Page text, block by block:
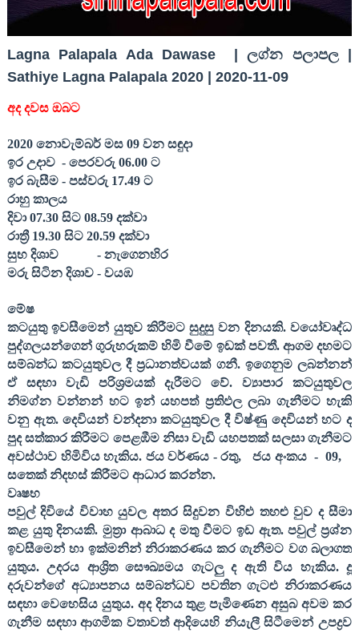
Lagna Palapala Ada Dawase | ලග්න පලාපල |
Sathiye Lagna Palapala 2020 | 2020-11-09
අද දවස ඔබට
2020නොවැම්බර් මස 09වන සඳුදා
ඉර උදාව - පෙරවරු 06.00ට
ඉර බැසීම - පස්වරු 17.49ට
රාහු කාලය
දිවා07.30සිට 08.59දක්වා
රාත්‍රී 19.30සිට 20.59දක්වා
සුභ දිශාව
- නැගෙනහිර
මරු සිටින දිශාව - වයඹ
මේෂ
කටයුතු ඉවසීමෙන් යුතුව කිරීමට සුදුසු වන දිනයකි. වයෝවෘද්ධ
පුද්ගලයන්ගෙන් ගුරුහරුකම් හිමි වීමේ ඉඩක් පවතී. ආගම දහමට
සම්බන්ධ කටයුතුවල දී ප්‍රධානත්වයක් ගනී. ඉගෙනුම ලබන්නන්
ඒ සඳහා වැඩි පරිශ්‍රමයක් දැරීමට වේ. ව්‍යාපාර කටයුතුවල
නිමග්න වන්නන් හට ඉන් යහපත් ප්‍රතිඵල ලබා ගැනීමට හැකි
වනු ඇත. දෙවියන් වන්දනා කටයුතුවල දී විෂ්ණු දෙවියන් හට ද
පුද සත්කාර කිරීමට පෙළඹීම නිසා වැඩි යහපතක් සලසා ගැනීමට
අවස්ථාව හිමිවිය හැකිය. ජය වර්ණය - රතු, ජය අංකය - 09,
සතෙක් නිදහස් කිරීමට ආධාර කරන්න.
වෘෂභ
පවුල් දිවියේ විවාහ යුවල අතර සිදුවන විහිළු තහළු වුව ද සීමා
කළ යුතු දිනයකි. මුත්‍රා ආබාධ ද මතු වීමට ඉඩ ඇත. පවුල් ප්‍රශ්න
ඉවසීමෙන් හා ඉක්මනින් නිරාකරණය කර ගැනීමට වග බලාගත
යුතුය. උදරය ආශ්‍රිත සෞඛ්‍යමය ගැටලු ද ඇති විය හැකිය. දූ
දරුවන්ගේ අධ්‍යාපනය සම්බන්ධව පවතින ගැටළු නිරාකරණය
සඳහා වෙහෙසිය යුතුය. අද දිනය තුළ පැමිණෙන අසුබ අවම කර
ගැනීම සඳහා ආගමික වතාවත් ආදියෙහි නියැලී සිටීමෙන් උපද්‍රව